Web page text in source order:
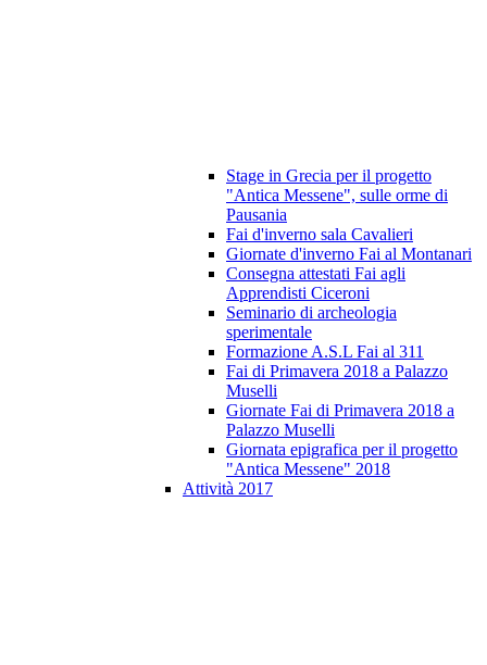
Stage in Grecia per il progetto
"Antica Messene", sulle orme di
Pausania
Fai d'inverno sala Cavalieri
Giornate d'inverno Fai al Montanari
Consegna attestati Fai agli
Apprendisti Ciceroni
Seminario di archeologia
sperimentale
Formazione A.S.L Fai al 311
Fai di Primavera 2018 a Palazzo
Muselli
Giornate Fai di Primavera 2018 a
Palazzo Muselli
Giornata epigrafica per il progetto
"Antica Messene" 2018
Attività 2017